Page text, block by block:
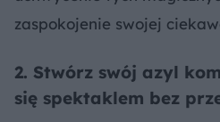
zaspokojenie swojej
2. Stwórz swój azyl
się spektaklem bez